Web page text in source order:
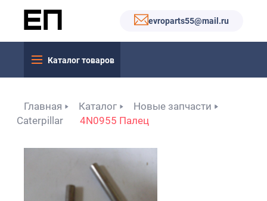
evroparts55@mail.ru
Каталог товаров
Главная Каталог
Новые запчасти
Caterpillar
4N0955 Палец